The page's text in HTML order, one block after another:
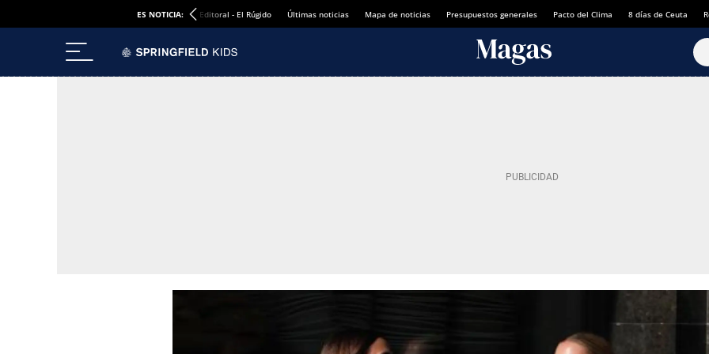
ES NOTICIA: Editoral - El Rúgido Últimas noticias Mapa de noticias Presupuestos generales Pacto del Clima 8 días de Ceuta